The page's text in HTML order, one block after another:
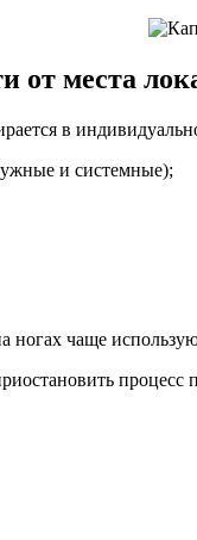
от места
в
и системные);
ногах чаще
процесс